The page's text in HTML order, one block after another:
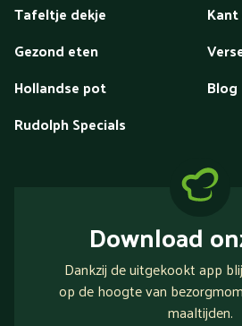
Tafeltje dekje
Gezond eten
Hollandse pot
Blog
Rudolph Specials
Download
Dankzij de uitgekookt app
op de hoogte van
maaltijden.